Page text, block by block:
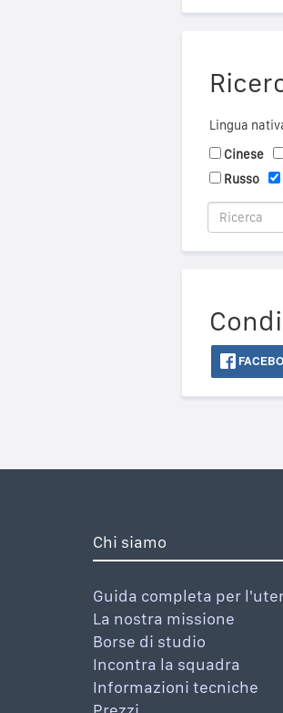
Lingua
Cinese
Russo
Chi siamo
Guida completa per
La nostra missione
Borse di studio
Incontra la squadra
Informazioni tecniche